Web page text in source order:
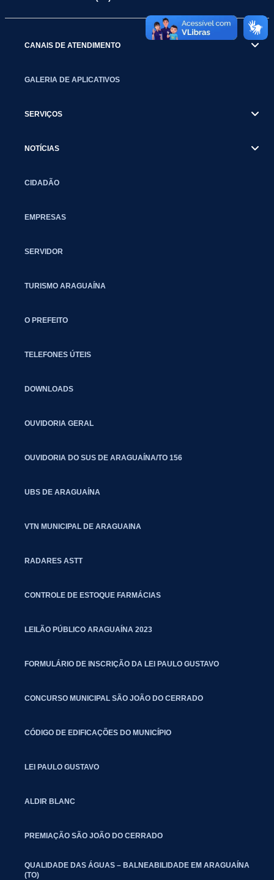
CANAIS DE ATENDIMENTO
GALERIA DE APLICATIVOS
SERVIÇOS
NOTÍCIAS
CIDADÃO
EMPRESAS
SERVIDOR
TURISMO ARAGUAÍNA
O PREFEITO
TELEFONES ÚTEIS
DOWNLOADS
OUVIDORIA GERAL
OUVIDORIA DO SUS DE ARAGUAÍNA/TO 156
UBS DE ARAGUAÍNA
VTN MUNICIPAL DE ARAGUAINA
RADARES ASTT
CONTROLE DE ESTOQUE FARMÁCIAS
LEILÃO PÚBLICO ARAGUAÍNA 2023
FORMULÁRIO DE INSCRIÇÃO DA LEI PAULO GUSTAVO
CONCURSO MUNICIPAL SÃO JOÃO DO CERRADO
CÓDIGO DE EDIFICAÇÕES DO MUNICÍPIO
LEI PAULO GUSTAVO
ALDIR BLANC
PREMIAÇÃO SÃO JOÃO DO CERRADO
QUALIDADE DAS ÁGUAS – BALNEABILIDADE EM ARAGUAÍNA
(TO)